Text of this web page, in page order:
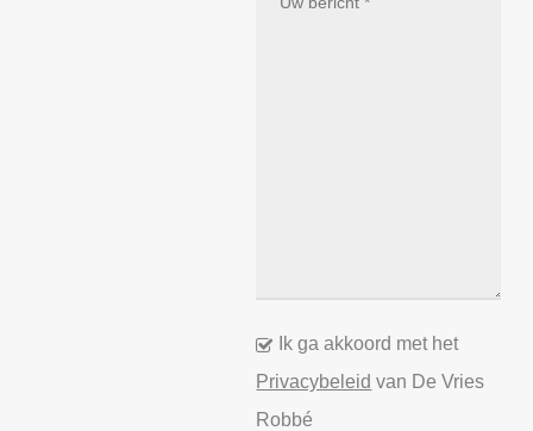
Ik ga akkoord met het
Privacybeleid van De Vries
Robbé